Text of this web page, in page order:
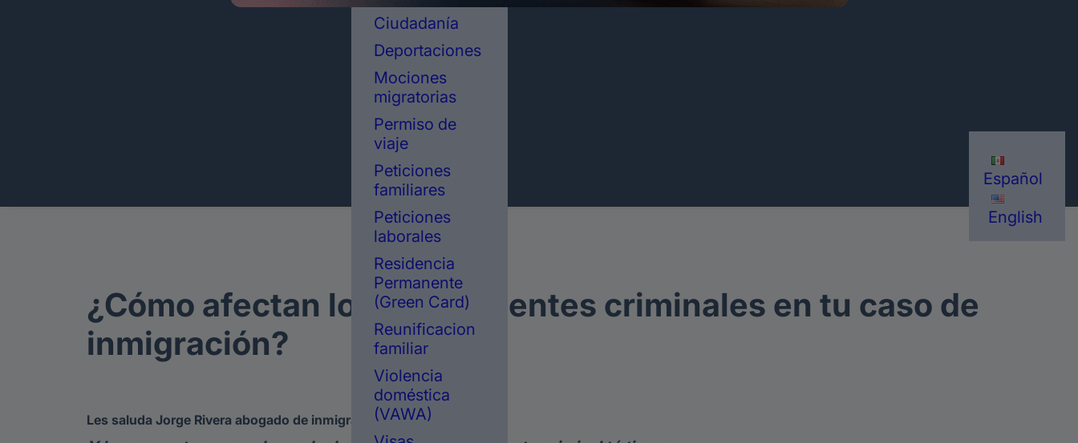
Ciudadanía
Deportaciones
Mociones
migratorias
Permiso de
viaje
Peticiones
familiares
Peticiones
laborales
Residencia
Permanente
(Green Card)
Reunificacion
familiar
Violencia
doméstica
(VAWA)
Español
English
¿Cómo afectan los antecedentes criminales en tu caso de
inmigración?
Les saluda Jorge Rivera abogado de inmigración.